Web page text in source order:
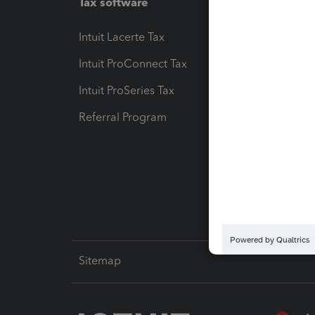
Intuit Lacerte Tax
Intuit ProConnect Tax
Intuit ProSeries Tax
Referral Program
Sitemap